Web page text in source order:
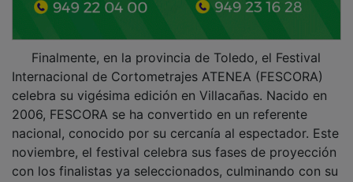
Internacional de Cortometrajes ATENEA (FESCORA)
celebra su vigésima edición en Villacañas. Nacido en
2006, FESCORA se ha convertido en un referente
nacional, conocido por su cercanía al espectador. Este
noviembre, el festival celebra sus fases de proyección
con los finalistas ya seleccionados, culminando con su
gala de premios a finales de mes.